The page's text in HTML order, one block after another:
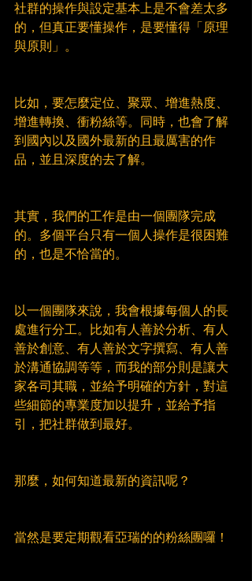
社群的操作與設定基本上是不會差太多
的，但真正要懂操作，是要懂得「原理
與原則」。
比如，要怎麼定位、聚眾、增進熱度、
增進轉換、衝粉絲等。同時，也會了解
到國內以及國外最新的且最厲害的作
品，並且深度的去了解。
其實，我們的工作是由一個團隊完成
的。多個平台只有一個人操作是很困難
的，也是不恰當的。
以一個團隊來說，我會根據每個人的長
處進行分工。比如有人善於分析、有人
善於創意、有人善於文字撰寫、有人善
於溝通協調等等，而我的部分則是讓大
家各司其職，並給予明確的方針，對這
些細節的專業度加以提升，並給予指
引，把社群做到最好。
那麼，如何知道最新的資訊呢？
當然是要定期觀看亞瑞的的粉絲團囉！